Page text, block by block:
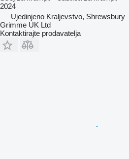
2024
Ujedinjeno Kraljevstvo, Shrewsbury
Grimme UK Ltd
Kontaktirajte prodavatelja